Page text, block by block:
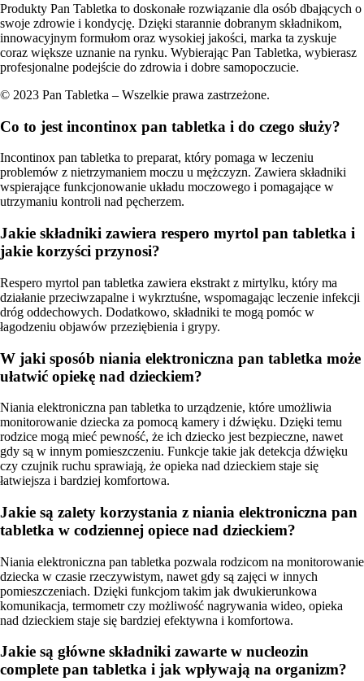
Produkty Pan Tabletka to doskonałe rozwiązanie dla osób dbających o
swoje zdrowie i kondycję. Dzięki starannie dobranym składnikom,
innowacyjnym formułom oraz wysokiej jakości, marka ta zyskuje
coraz większe uznanie na rynku. Wybierając Pan Tabletka, wybierasz
profesjonalne podejście do zdrowia i dobre samopoczucie.
© 2023 Pan Tabletka – Wszelkie prawa zastrzeżone.
Co to jest incontinox pan tabletka i do czego służy?
Incontinox pan tabletka to preparat, który pomaga w leczeniu
problemów z nietrzymaniem moczu u mężczyzn. Zawiera składniki
wspierające funkcjonowanie układu moczowego i pomagające w
utrzymaniu kontroli nad pęcherzem.
Jakie składniki zawiera respero myrtol pan tabletka i
jakie korzyści przynosi?
Respero myrtol pan tabletka zawiera ekstrakt z mirtylku, który ma
działanie przeciwzapalne i wykrztuśne, wspomagając leczenie infekcji
dróg oddechowych. Dodatkowo, składniki te mogą pomóc w
łagodzeniu objawów przeziębienia i grypy.
W jaki sposób niania elektroniczna pan tabletka może
ułatwić opiekę nad dzieckiem?
Niania elektroniczna pan tabletka to urządzenie, które umożliwia
monitorowanie dziecka za pomocą kamery i dźwięku. Dzięki temu
rodzice mogą mieć pewność, że ich dziecko jest bezpieczne, nawet
gdy są w innym pomieszczeniu. Funkcje takie jak detekcja dźwięku
czy czujnik ruchu sprawiają, że opieka nad dzieckiem staje się
łatwiejsza i bardziej komfortowa.
Jakie są zalety korzystania z niania elektroniczna pan
tabletka w codziennej opiece nad dzieckiem?
Niania elektroniczna pan tabletka pozwala rodzicom na monitorowanie
dziecka w czasie rzeczywistym, nawet gdy są zajęci w innych
pomieszczeniach. Dzięki funkcjom takim jak dwukierunkowa
komunikacja, termometr czy możliwość nagrywania wideo, opieka
nad dzieckiem staje się bardziej efektywna i komfortowa.
Jakie są główne składniki zawarte w nucleozin
complete pan tabletka i jak wpływają na organizm?